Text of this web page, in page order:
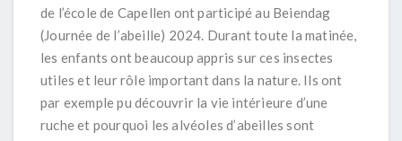
de l’école de Capellen ont participé au Beiendag
(Journée de l’abeille) 2024. Durant toute la matinée,
les enfants ont beaucoup appris sur ces insectes
utiles et leur rôle important dans la nature. Ils ont
par exemple pu découvrir la vie intérieure d’une
ruche et pourquoi les alvéoles d’abeilles sont